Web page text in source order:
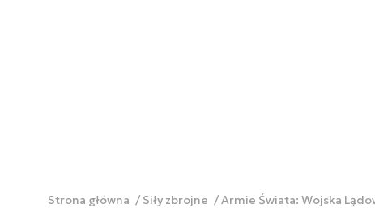
Strona główna Siły zbrojne Armie Świata: Wojska